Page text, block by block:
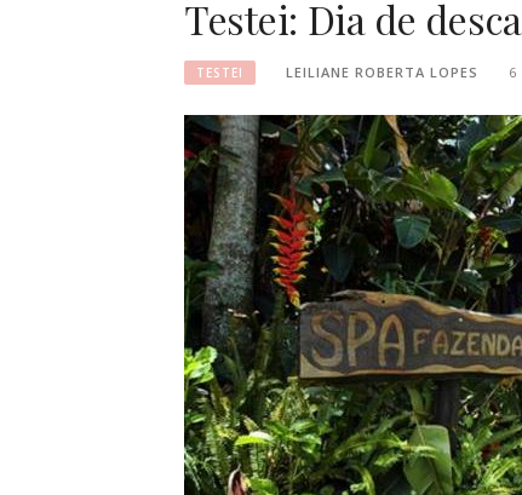
Testei: Dia de
TESTEI LEILIANE ROBERTA LOPES 6